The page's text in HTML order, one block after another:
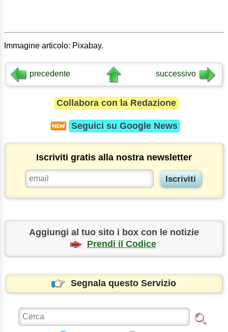
Immagine articolo: Pixabay.
precedente successivo
Collabora con la Redazione
Seguici su Google News
Iscriviti gratis alla nostra newsletter
Aggiungi al tuo sito i box con le notizie
Prendi il Codice
Segnala questo Servizio